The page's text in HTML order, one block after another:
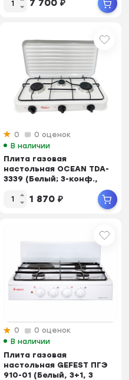
7 700 ₽
0
0 оценок
В наличии
Плита газовая
настольная OCEAN TDA-
3339 (Белый; 3-конф.,
53.5х31.7см, эмалиро...
1 870 ₽
0
0 оценок
В наличии
Плита газовая
настольная GEFEST ПГЭ
910-01 (Белый, 3+1, 3